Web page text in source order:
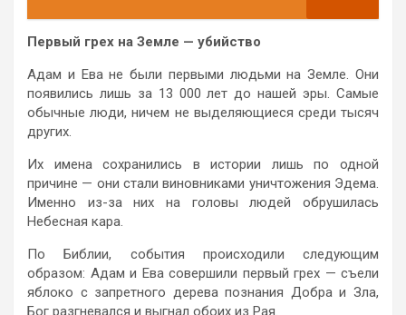
Первый грех на Земле — убийство
Адам и Ева не были первыми людьми на Земле. Они
появились лишь за 13 000 лет до нашей эры. Самые
обычные люди, ничем не выделяющиеся среди тысяч
других.
Их имена сохранились в истории лишь по одной
причине — они стали виновниками уничтожения Эдема.
Именно из-за них на головы людей обрушилась
Небесная кара.
По Библии, события происходили следующим
образом: Адам и Ева совершили первый грех — съели
яблоко с запретного дерева познания Добра и Зла,
Бог разгневался и выгнал обоих из Рая.